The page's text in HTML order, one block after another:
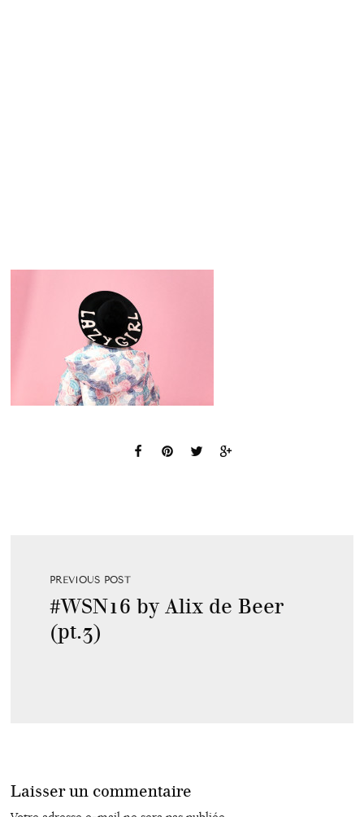
PREVIOUS POST
#WSN16 by Alix de Beer
(pt.3)
Laisser un commentaire